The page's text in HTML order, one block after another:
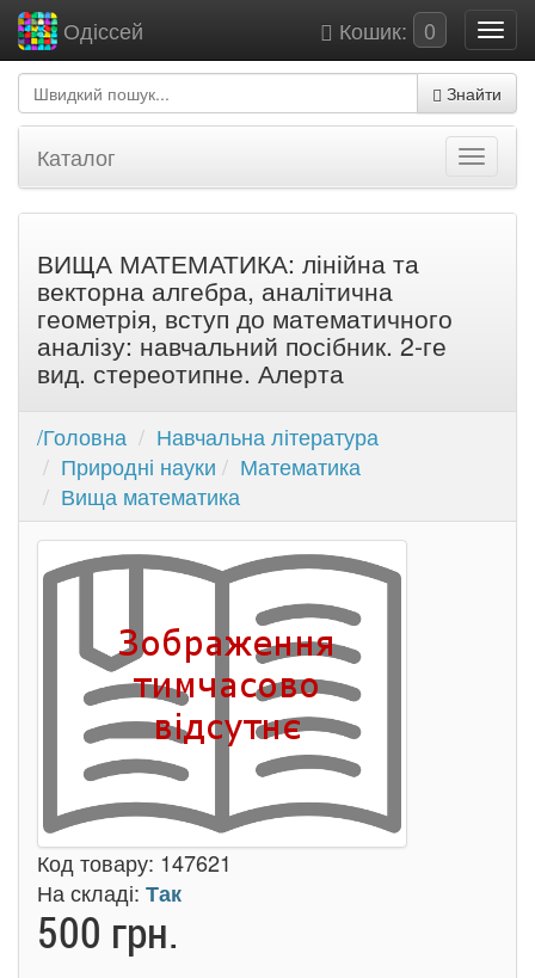
Кошик: 0
Одіссей
Знайти
Каталог
ВИЩА МАТЕМАТИКА: лінійна та
векторна алгебра, аналітична
геометрія, вступ до математичного
аналізу: навчальний посібник. 2-ге
вид. стереотипне. Алерта
/Головна
Навчальна література
Природні науки
Математика
Вища математика
Код товару: 147621
На складі: Так
500 грн.